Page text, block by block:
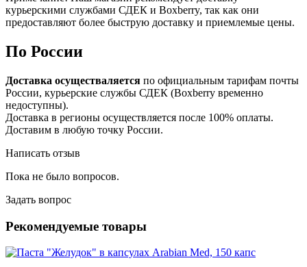
курьерскими службами СДЕК и Boxberry, так как они
предоставляют более быструю доставку и приемлемые цены.
По России
Доставка осуществаляется по официальным тарифам почты
России, курьерские службы СДЕК (Boxberry временно
недоступны).
Доставка в регионы осуществляется после 100% оплаты.
Доставим в любую точку России.
Написать отзыв
Пока не было вопросов.
Задать вопрос
Рекомендуемые товары